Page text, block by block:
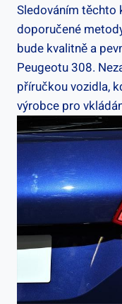
Sledováním těchto
doporučené
bude kvalitně a
Peugeotu 308.
příručkou vozidla,
výrobce pro